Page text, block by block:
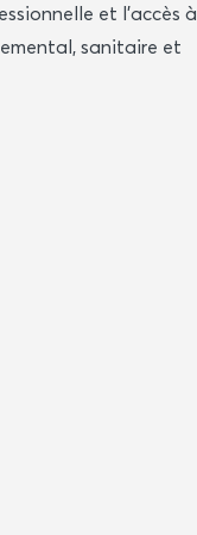
et l’accès à
sanitaire et